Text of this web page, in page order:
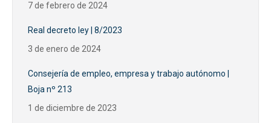
7 de febrero de 2024
Real decreto ley | 8/2023
3 de enero de 2024
Consejería de empleo, empresa y trabajo autónomo |
Boja nº 213
1 de diciembre de 2023